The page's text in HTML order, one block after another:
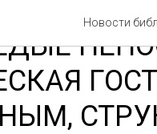
Новости